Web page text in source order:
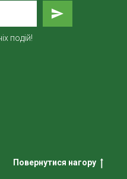
подій!
Повернутися нагору